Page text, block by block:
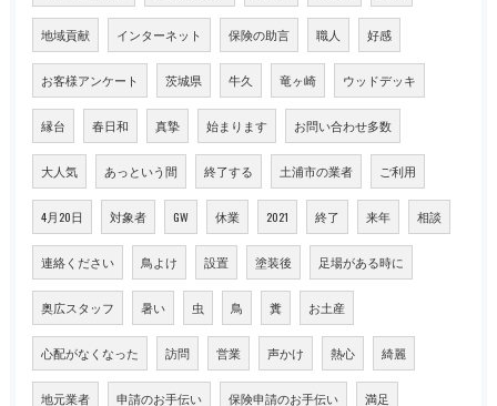
地域貢献 インターネット 保険の助言 職人 好感
お客様アンケート 茨城県 牛久 竜ヶ崎 ウッドデッキ
縁台 春日和 真摯 始まります お問い合わせ多数
大人気 あっという間 終了する 土浦市の業者 ご利用
4月20日 対象者 GW 休業 2021 終了 来年 相談
連絡ください 鳥よけ 設置 塗装後 足場がある時に
奥広スタッフ 暑い 虫 鳥 糞 お土産
心配がなくなった 訪問 営業 声かけ 熱心 綺麗
地元業者 申請のお手伝い 保険申請のお手伝い 満足